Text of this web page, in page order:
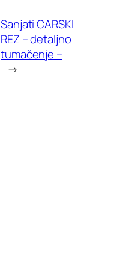
Sanjati CARSKI
REZ – detaljno
tumačenje –
→